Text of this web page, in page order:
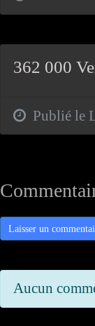
362 000
Publié le
Laisser un
Aucun